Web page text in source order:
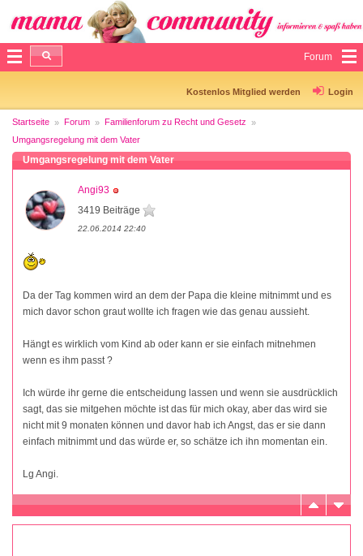
Forum
Kostenlos Mitglied werden Login
Startseite Forum
Familienforum zu Recht und Gesetz
Umgangsregelung mit dem Vater
Umgangsregelung mit dem Vater
Angi93
3419 Beiträge
22.06.2014 22:40
Da der Tag kommen wird an dem der Papa die kleine mitnimmt und es
mich davor schon graut wollte ich fragen wie das genau aussieht.
Hängt es wirklich vom Kind ab oder kann er sie einfach mitnehmen
wenn es ihm passt ?
Ich würde ihr gerne die entscheidung lassen und wenn sie ausdrücklich
sagt, das sie mitgehen möchte ist das für mich okay, aber das wird sie
nicht mit 9 monaten können und davor hab ich Angst, das er sie dann
einfach mitnimmt und das würde er, so schätze ich ihn momentan ein.
Lg Angi.